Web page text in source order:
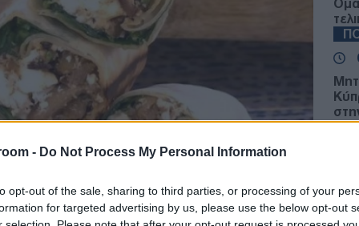
- Do Not Process My Personal Information
opt-out of the sale, sharing to third parties, or processing of your
for targeted advertising by us, please use the below opt-out